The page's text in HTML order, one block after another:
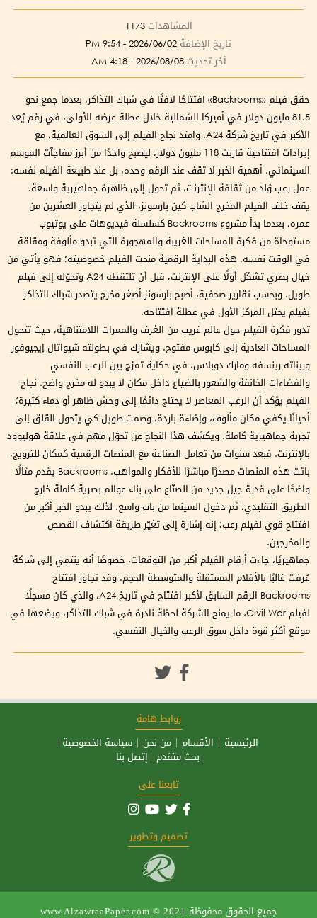
المشاهدات 1173
تاريخ الإضافة 2026/06/02 - 9:54 PM
آخر تحديث 2026/08/08 - 4:18 AM
حقق فيلم «Backrooms» افتتاحًا لافتًا في شباك التذاكر، بعدما جمع نحو
81.5 مليون دولار في أميركا الشمالية خلال عطلة عرضه الأولى، في رقم يُعد
الأكبر في تاريخ شركة A24. وامتد نجاح الفيلم إلى السوق العالمية، مع
إيرادات افتتاحية قاربت 118 مليون دولار، ليصبح واحدًا من أبرز مفاجآت الموسم
السينمائي. أهمية الخبر لا تقف عند الرقم وحده، بل عند طبيعة الفيلم نفسه:
عمل رعب وُلد من ثقافة الإنترنت، ثم تحول إلى ظاهرة جماهيرية واسعة.
يقف خلف الفيلم المخرج الشاب كين بارسونز، الذي لم يتجاوز العشرين من
عمره، بعدما بدأ مشروع Backrooms كسلسلة فيديوهات على يوتيوب
مستوحاة من فكرة المساحات الغريبة والمهجورة التي تبدو مألوفة ومقلقة
في الوقت نفسه. هذه البداية الرقمية منحت الفيلم خصوصيته؛ فهو يأتي من
خيال بصري تشكّل أولًا على الإنترنت، قبل أن تلتقطه A24 وتحوّله إلى فيلم
طويل. وبحسب تقارير صحفية، أصبح بارسونز أصغر مخرج يتصدر شباك التذاكر
بفيلم يحتل المركز الأول في عطلة افتتاحه.
تدور فكرة الفيلم حول عالم غريب من الغرف والممرات اللامتناهية، حيث تتحول
المساحات العادية إلى كابوس مفتوح. ويشارك في بطولته شيواتال إيجيوفور
وريناته رينسفه ومارك دوبلاس، في حكاية تمزج بين الرعب النفسي
والفضاءات الخانقة والشعور بالضياع داخل مكان لا يبدو له مخرج واضح. نجاح
الفيلم يؤكد أن الرعب المعاصر لا يحتاج دائمًا إلى وحش ظاهر أو دماء كثيرة؛
أحيانًا يكفي مكان مألوف، وإضاءة باردة، وصمت طويل كي يتحول القلق إلى
تجربة جماهيرية كاملة. ويكشف هذا النجاح عن تحوّل مهم في علاقة هوليوود
بالإنترنت. فبعد سنوات من تعامل الصناعة مع المنصات الرقمية كمكان للترويج،
باتت هذه المنصات مصدرًا مباشرًا للأفكار والمواهب. Backrooms يقدم مثالًا
واضحًا على قدرة جيل جديد من الصنّاع على بناء عوالم بصرية كاملة خارج
الطريق التقليدي، ثم دخول السينما من باب واسع. لذلك يبدو الخبر أكبر من
افتتاح قوي لفيلم رعب؛ إنه إشارة إلى تغيّر طريقة اكتشاف القصص
والمخرجين.
جماهيريًا، جاءت أرقام الفيلم أكبر من التوقعات، خصوصًا أنه ينتمي إلى شركة
عُرفت غالبًا بالأفلام المستقلة والمتوسطة الحجم. وقد تجاوز افتتاح
Backrooms الرقم السابق لأكبر افتتاح في تاريخ A24، والذي كان مسجلًا
لفيلم Civil War، ما يمنح الشركة لحظة نادرة في شباك التذاكر، ويضعها في
موقع أكثر قوة داخل سوق الرعب والخيال النفسي.
روابط هامة
الرئيسية
الأقسام من نحن
سياسة الخصوصية
بحث متقدم
إتصل بنا
تابعنا على
تصميم وتطوير
جميع الحقوق محفوظة www.AlzawraaPaper.com © 2021